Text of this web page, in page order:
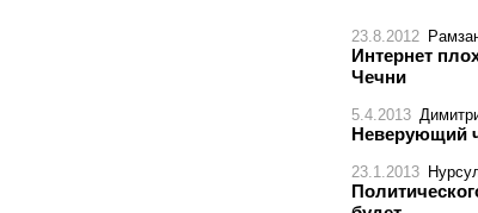
23.8.2012
Интернет
Чечни
5.4.2013
Неверующий
23.1.2013